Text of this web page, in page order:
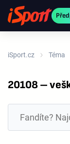
iSport.cz Téma
20108 –